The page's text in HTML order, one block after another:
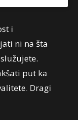
i
ni na šta
put ka
Dragi